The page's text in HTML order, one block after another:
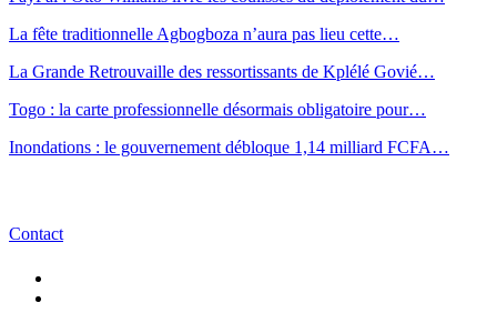
La fête traditionnelle Agbogboza n’aura pas lieu cette…
La Grande Retrouvaille des ressortissants de Kplélé Govié…
Togo : la carte professionnelle désormais obligatoire pour…
Inondations : le gouvernement débloque 1,14 milliard FCFA…
Contact